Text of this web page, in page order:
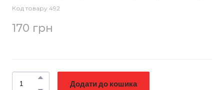
Код товару 492
170 грн
Додати до кошика